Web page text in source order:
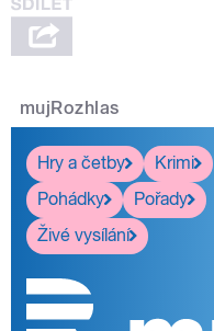
mujRozhlas
Hry a četby
Krimi
Pohádky
Pořady
Živé vysílání